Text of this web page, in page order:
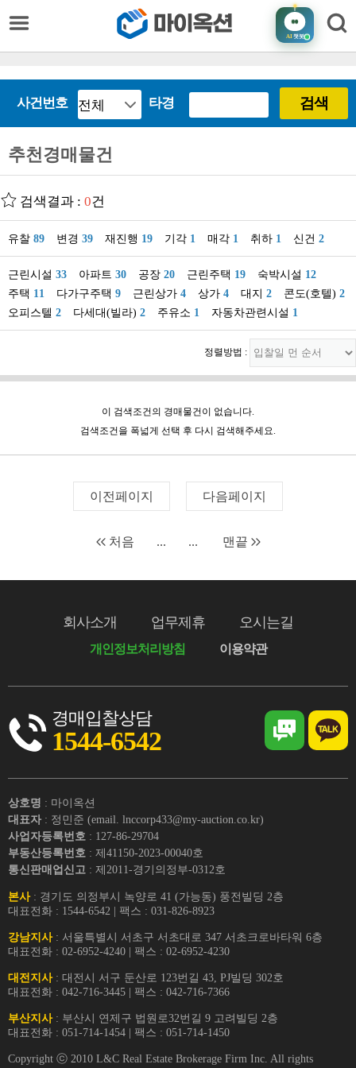
AI챗봇
사건번호 타경 검색
추천경매물건
검색결과 : 0건
유찰 89 변경 39 재진행 19 기각 1 매각 1 취하 1 신건 2
근린시설 33 아파트 30 공장 20 근린주택 19 숙박시설 12
주택 11 다가구주택 9 근린상가 4 상가 4 대지 2 콘도(호텔) 2
오피스텔 2 다세대(빌라) 2 주유소 1 자동차관련시설 1
정렬방법 :
이 검색조건의 경매물건이 없습니다.
검색조건을 폭넓게 선택 후 다시 검색해주세요.
이전페이지 다음페이지
처음 ... ... 맨끝
회사소개 업무제휴 오시는길
개인정보처리방침 이용약관
경매입찰상담
1544-6542
상호명 : 마이옥션
대표자 : 정민준 (email. lnccorp433@my-auction.co.kr)
사업자등록번호 : 127-86-29704
부동산등록번호 : 제41150-2023-00040호
통신판매업신고 : 제2011-경기의정부-0312호
본사: 경기도 의정부시 녹양로 41 (가능동) 풍전빌딩 2층
대표전화 : 1544-6542 | 팩스 : 031-826-8923
강남지사: 서울특별시 서초구 서초대로 347 서초크로바타워 6층
대표전화 : 02-6952-4240 | 팩스 : 02-6952-4230
대전지사: 대전시 서구 둔산로 123번길 43, PJ빌딩 302호
대표전화 : 042-716-3445 | 팩스 : 042-716-7366
부산지사: 부산시 연제구 법원로32번길 9 고려빌딩 2층
대표전화 : 051-714-1454 | 팩스 : 051-714-1450
Copyright ⓒ 2010 L&C Real Estate Brokerage Firm Inc. All rights